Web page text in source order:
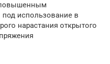
повышенным
использование в
нарастания открытого